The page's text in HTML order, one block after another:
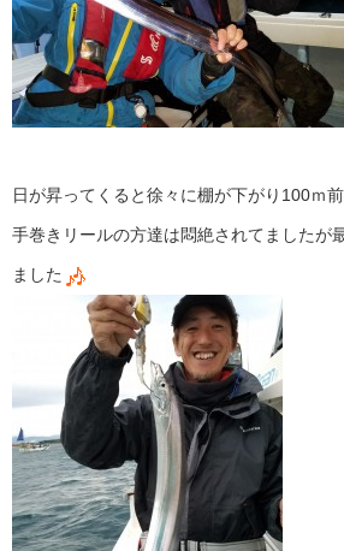
日が昇ってくると徐々に棚が下がり100ｍ
手巻きリールの方達は悶絶されてましたが
ました